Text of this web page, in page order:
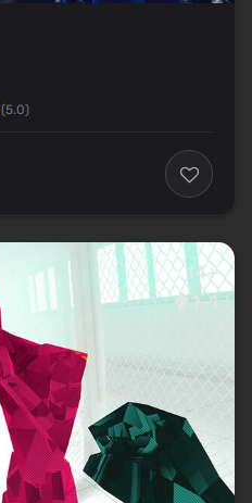
(5.0)
14+
1–1